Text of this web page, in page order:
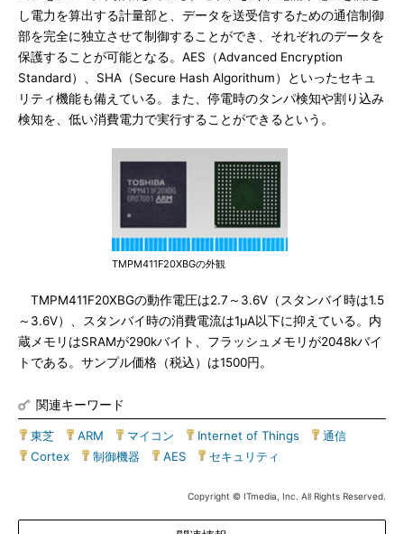
し電力を算出する計量部と、データを送受信するための通信制御
部を完全に独立させて制御することができ、それぞれのデータを
保護することが可能となる。AES（Advanced Encryption
Standard）、SHA（Secure Hash Algorithum）といったセキュ
リティ機能も備えている。また、停電時のタンパ検知や割り込み
検知を、低い消費電力で実行することができるという。
TMPM411F20XBGの外観
TMPM411F20XBGの動作電圧は2.7～3.6V（スタンバイ時は1.5
～3.6V）、スタンバイ時の消費電流は1μA以下に抑えている。内
蔵メモリはSRAMが290kバイト、フラッシュメモリが2048kバイ
トである。サンプル価格（税込）は1500円。
関連キーワード
東芝 ARM マイコン Internet of Things 通信
Cortex
制御機器 AES セキュリティ
Copyright © ITmedia, Inc. All Rights Reserved.